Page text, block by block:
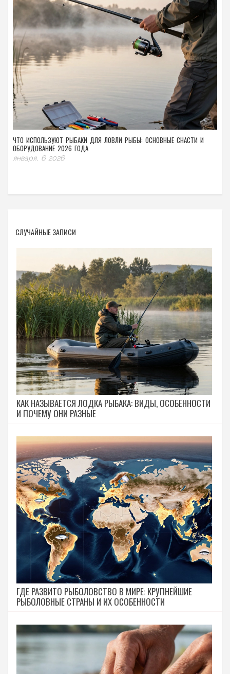
ЧТО ИСПОЛЬЗУЮТ РЫБАКИ ДЛЯ ЛОВЛИ РЫБЫ: ОСНОВНЫЕ СНАСТИ И
ОБОРУДОВАНИЕ 2026 ГОДА
января, 6 2026
СЛУЧАЙНЫЕ ЗАПИСИ
КАК НАЗЫВАЕТСЯ ЛОДКА РЫБАКА: ВИДЫ, ОСОБЕННОСТИ
И ПОЧЕМУ ОНИ РАЗНЫЕ
ГДЕ РАЗВИТО РЫБОЛОВСТВО В МИРЕ: КРУПНЕЙШИЕ
РЫБОЛОВНЫЕ СТРАНЫ И ИХ ОСОБЕННОСТИ